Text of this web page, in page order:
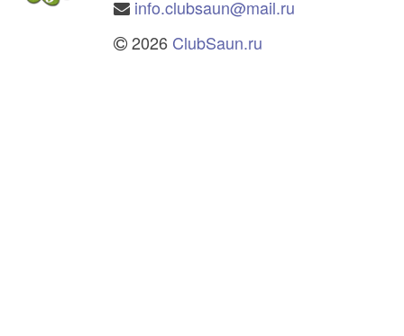
info.clubsaun@mail.ru
2026 ClubSaun.ru